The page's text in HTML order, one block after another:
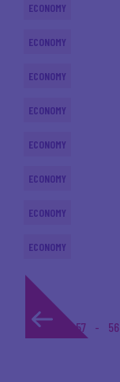
ECONOMY
ECONOMY
ECONOMY
ECONOMY
ECONOMY
ECONOMY
ECONOMY
ECONOMY
1... 57 56